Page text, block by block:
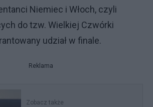
Niemiec i Włoch, czyli
do tzw. Wielkiej Czwórki
udział w finale.
Reklama
Zobacz także